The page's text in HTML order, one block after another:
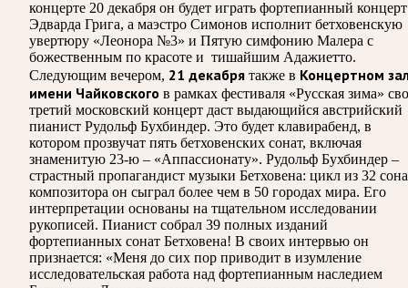
концерте 20 декабря он будет играть фортепианный концерт
Эдварда Грига, а маэстро Симонов исполнит бетховенскую
увертюру «Леонора №3» и Пятую симфонию Малера с
божественным по красоте и тишайшим Адажиетто.
Следующим вечером, 21 декабря также в Концертном
имени Чайковского в рамках фестиваля «Русская зима»
третий московский концерт даст выдающийся австрийский
пианист Рудольф Бухбиндер. Это будет клавирабенд, в
котором прозвучат пять бетховенских сонат, включая
знаменитую 23-ю – «Аппассионату». Рудольф Бухбиндер –
страстный пропагандист музыки Бетховена: цикл из 32
композитора он сыграл более чем в 50 городах мира. Его
интерпретации основаны на тщательном исследовании
рукописей. Пианист собрал 39 полных изданий
фортепианных сонат Бетховена! В своих интервью он
признается: «Меня до сих пор приводит в изумление
исследовательская работа над фортепианным наследием